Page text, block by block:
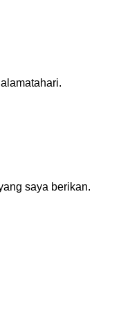
saya berikan.